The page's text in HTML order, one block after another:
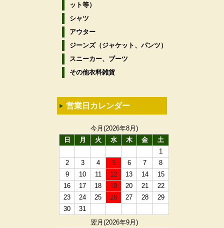
ット等）
シャツ
アウター
ジーンズ（ジャケット、パンツ）
スニーカー、ブーツ
その他衣料雑貨
営業日カレンダー
今月(2026年8月)
日
月 火 水 木 金
土
1
2
3 4 5 6 7
8
9
10 11 12 13 14
15
16
17 18 19 20 21
22
23
24 25 26 27 28
29
30
31
翌月(2026年9月)